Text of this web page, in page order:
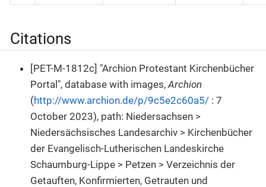
Citations
[PET-M-1812c] "Archion Protestant Kirchenbücher
Portal", database with images, Archion
(http://www.archion.de/p/9c5e2c60a5/ : 7
October 2023), path: Niedersachsen >
Niedersächsisches Landesarchiv > Kirchenbücher
der Evangelisch-Lutherischen Landeskirche
Schaumburg-Lippe > Petzen > Verzeichnis der
Getauften, Konfirmierten, Getrauten und